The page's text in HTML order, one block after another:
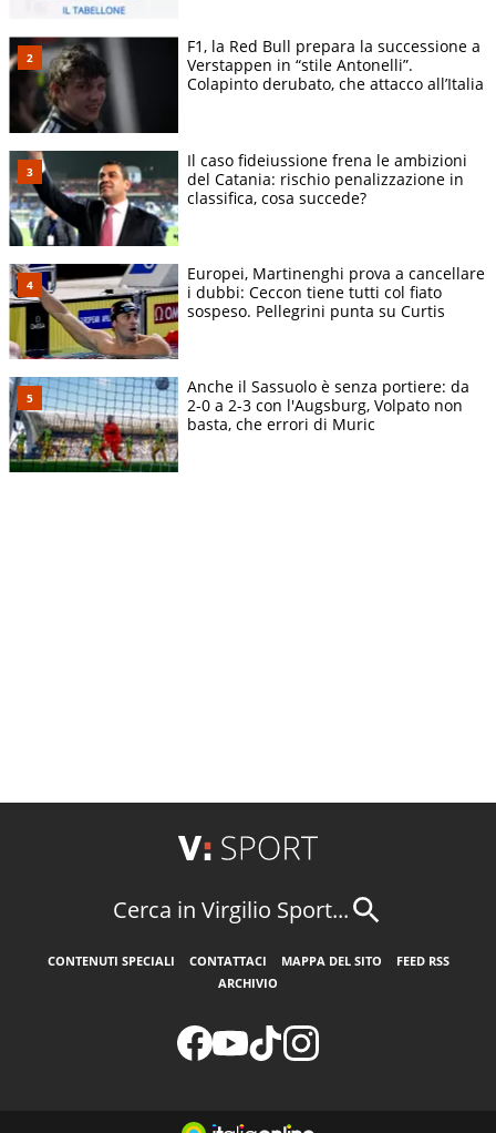
F1, la Red Bull prepara la successione a
Verstappen in “stile Antonelli”.
Colapinto derubato, che attacco all’Italia
Il caso fideiussione frena le ambizioni
del Catania: rischio penalizzazione in
classifica, cosa succede?
Europei, Martinenghi prova a cancellare
i dubbi: Ceccon tiene tutti col fiato
sospeso. Pellegrini punta su Curtis
Anche il Sassuolo è senza portiere: da
2-0 a 2-3 con l'Augsburg, Volpato non
basta, che errori di Muric
Cerca in Virgilio Sport...
CONTENUTI SPECIALI CONTATTACI MAPPA DEL SITO
FEED RSS
ARCHIVIO